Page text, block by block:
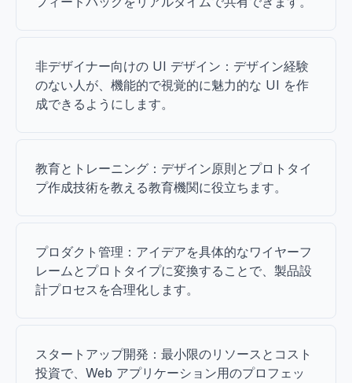
非デザイナー向けの UI デザイン：デザイン経験
のない人が、機能的で視覚的に魅力的な UI を作
成できるようにします。
教育とトレーニング：デザイン原則とプロトタイ
プ作成技術を教える教育機関に役立ちます。
プロダクト管理：アイデアを具体的なワイヤーフ
レームとプロトタイプに変換することで、製品設
計プロセスを合理化します。
スタートアップ開発：最小限のリソースとコスト
投資で、Web アプリケーション用のプロフェッ